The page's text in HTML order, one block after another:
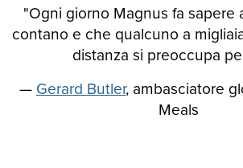
"Ogni giorno Magnus fa sapere
contano e che qualcuno a
distanza si preoccupa
— Gerard Butler, ambasciatore
Meals